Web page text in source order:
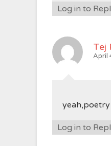
Log in to
Tej
April
yeah,poetry
Log in to